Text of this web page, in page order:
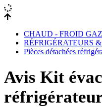
CHAUD - FROID GAZ
RÉFRIGÉRATEURS
Pièces détachées
Avis Kit